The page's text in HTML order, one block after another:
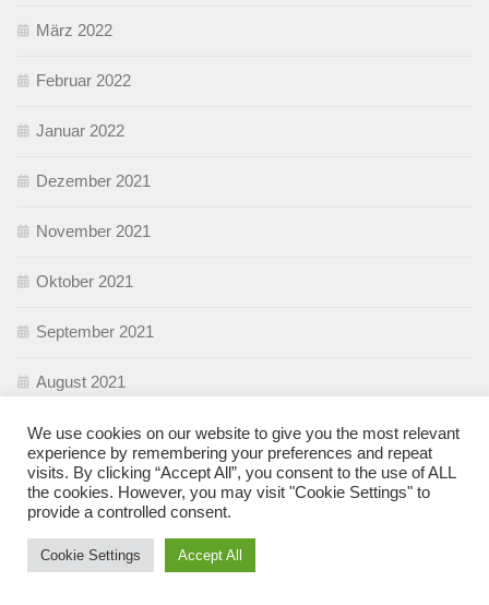
März 2022
Februar 2022
Januar 2022
Dezember 2021
November 2021
Oktober 2021
September 2021
August 2021
Juli 2021
Juni 2021
We use cookies on our website to give you the most relevant
experience by remembering your preferences and repeat
visits. By clicking “Accept All”, you consent to the use of ALL
the cookies. However, you may visit "Cookie Settings" to
provide a controlled consent.
Cookie Settings Accept All